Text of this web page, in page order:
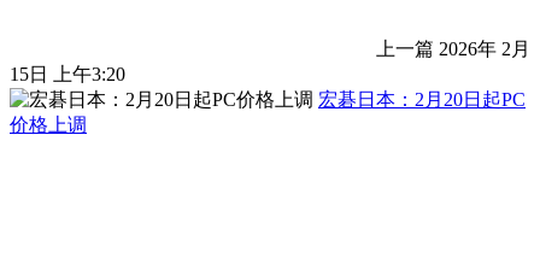
上一篇 2026年 2月
15日 上午3:20
宏碁日本：2月20日起PC
价格上调